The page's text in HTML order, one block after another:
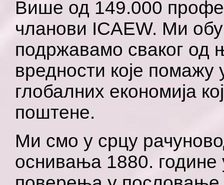
Више од 149.000
чланови ICAEW. Ми
подржавамо сваког од
вредности које
глобалних економија
поштене.
Ми смо у срцу
оснивања 1880.